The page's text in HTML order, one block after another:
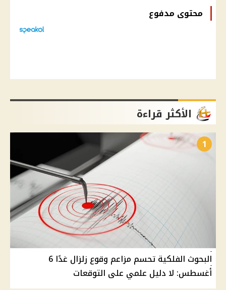
محتوى مدفوع
الأكثر قراءة
1
البحوث الفلكية تحسم مزاعم وقوع زلزال غدًا 6
أغسطس: لا دليل علمي على التوقعات